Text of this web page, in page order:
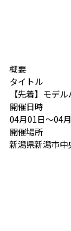
概要
タイトル
【先着】モデ
開催日時
04月01日～04
開催場所
新潟県新潟市